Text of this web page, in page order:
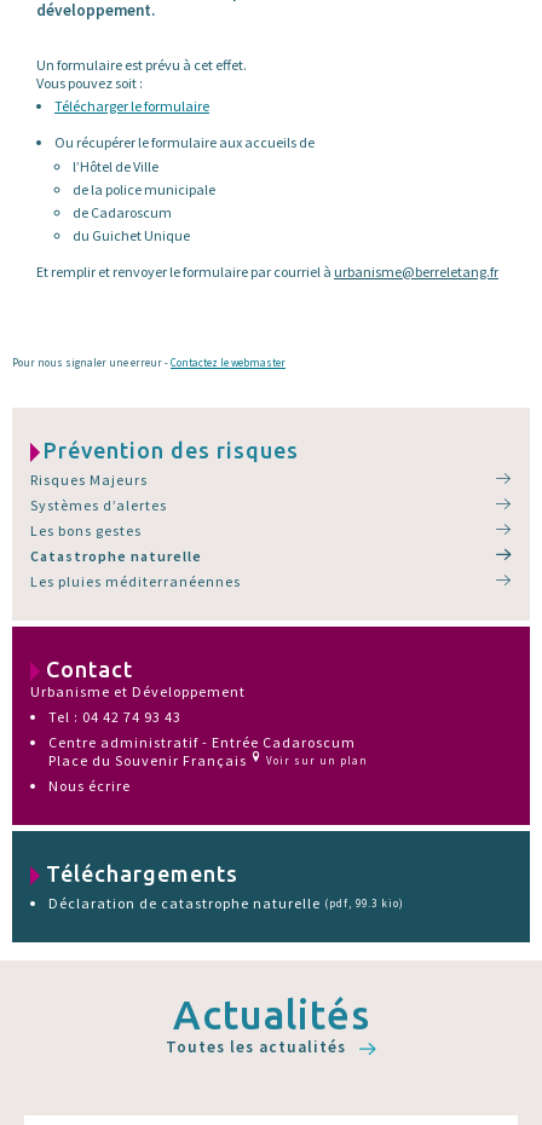
développement.
Un formulaire est prévu à cet effet.
Vous pouvez soit :
Télécharger le formulaire
Ou récupérer le formulaire aux accueils de
l’Hôtel de Ville
de la police municipale
de Cadaroscum
du Guichet Unique
Et remplir et renvoyer le formulaire par courriel à urbanisme@berreletang.fr
Pour nous signaler une erreur -Contactez le webmaster
Prévention des risques
Risques Majeurs
Systèmes d’alertes
Les bons gestes
Catastrophe naturelle
Les pluies méditerranéennes
Contact
Urbanisme et Développement
Tel : 04 42 74 93 43
Centre administratif - Entrée Cadaroscum
Place du Souvenir Français
Voir sur un plan
Nous écrire
Téléchargements
Déclaration de catastrophe naturelle (pdf, 99.3 kio)
Actualités
Toutes les actualités